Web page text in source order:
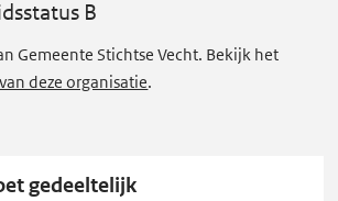
B
Gemeente Stichtse Vecht. Bekijk het
deze organisatie.
gedeeltelijk